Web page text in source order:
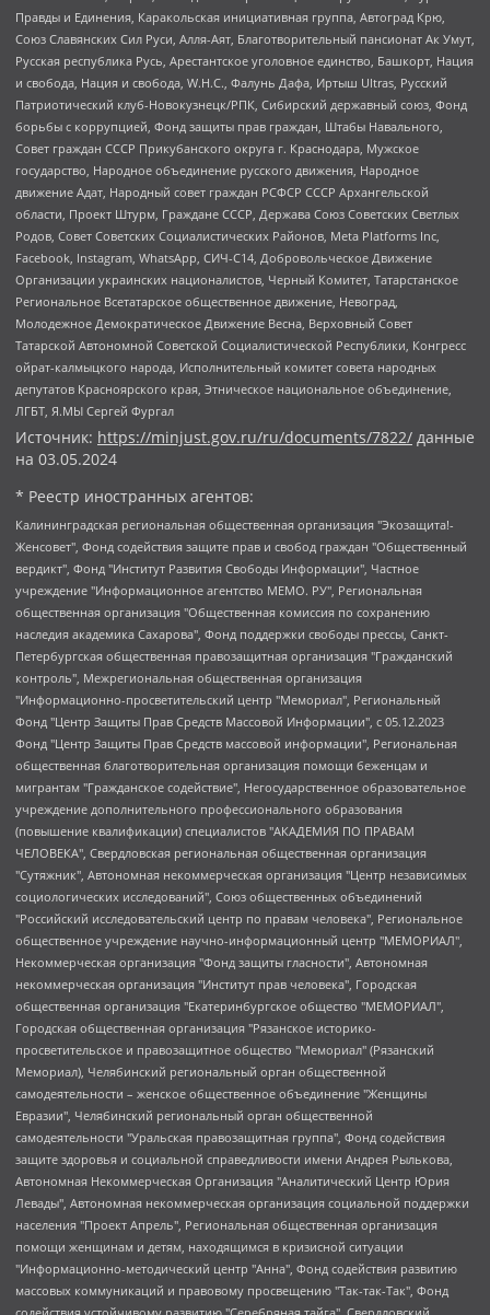
Правды и Единения, Каракольская инициативная группа, Автоград Крю,
Союз Славянских Сил Руси, Алля-Аят, Благотворительный пансионат Ак Умут,
Русская республика Русь, Арестантское уголовное единство, Башкорт, Нация
и свобода, Нация и свобода, W.H.С., Фалунь Дафа, Иртыш Ultras, Русский
Патриотический клуб-Новокузнецк/РПК, Сибирский державный союз, Фонд
борьбы с коррупцией, Фонд защиты прав граждан, Штабы Навального,
Совет граждан СССР Прикубанского округа г. Краснодара, Мужское
государство, Народное объединение русского движения, Народное
движение Адат, Народный совет граждан РСФСР СССР Архангельской
области, Проект Штурм, Граждане СССР, Держава Союз Советских Светлых
Родов, Совет Советских Социалистических Районов, Meta Platforms Inc,
Facebook, Instagram, WhatsApp, СИЧ-С14, Добровольческое Движение
Организации украинских националистов, Черный Комитет, Татарстанское
Региональное Всетатарское общественное движение, Невоград,
Молодежное Демократическое Движение Весна, Верховный Совет
Татарской Автономной Советской Социалистической Республики, Конгресс
ойрат-калмыцкого народа, Исполнительный комитет совета народных
депутатов Красноярского края, Этническое национальное объединение,
ЛГБТ, Я.МЫ Сергей Фургал
Источник: https://minjust.gov.ru/ru/documents/7822/ данные
на 03.05.2024
* Реестр иностранных агентов:
Калининградская региональная общественная организация "Экозащита!-Женсовет", Фонд содействия защите прав и свобод граждан "Общественный вердикт", Фонд "Институт Развития Свободы Информации", Частное учреждение "Информационное агентство МЕМО. РУ", Региональная общественная организация "Общественная комиссия по сохранению наследия академика Сахарова", Фонд поддержки свободы прессы, Санкт-Петербургская общественная правозащитная организация "Гражданский контроль", Межрегиональная общественная организация "Информационно-просветительский центр "Мемориал", Региональный Фонд "Центр Защиты Прав Средств Массовой Информации", с 05.12.2023 Фонд "Центр Защиты Прав Средств массовой информации", Региональная общественная благотворительная организация помощи беженцам и мигрантам "Гражданское содействие", Негосударственное образовательное учреждение дополнительного профессионального образования (повышение квалификации) специалистов "АКАДЕМИЯ ПО ПРАВАМ ЧЕЛОВЕКА", Свердловская региональная общественная организация "Сутяжник", Автономная некоммерческая организация "Центр независимых социологических исследований", Союз общественных объединений "Российский исследовательский центр по правам человека", Региональное общественное учреждение научно-информационный центр "МЕМОРИАЛ", Некоммерческая организация "Фонд защиты гласности", Автономная некоммерческая организация "Институт прав человека", Городская общественная организация "Екатеринбургское общество "МЕМОРИАЛ", Городская общественная организация "Рязанское историко-просветительское и правозащитное общество "Мемориал" (Рязанский Мемориал), Челябинский региональный орган общественной самодеятельности – женское общественное объединение "Женщины Евразии", Челябинский региональный орган общественной самодеятельности "Уральская правозащитная группа", Фонд содействия защите здоровья и социальной справедливости имени Андрея Рылькова, Автономная Некоммерческая Организация "Аналитический Центр Юрия Левады", Автономная некоммерческая организация социальной поддержки населения "Проект Апрель", Региональная общественная организация помощи женщинам и детям, находящимся в кризисной ситуации "Информационно-методический центр "Анна", Фонд содействия развитию массовых коммуникаций и правовому просвещению "Так-так-Так", Фонд содействия устойчивому развитию "Серебряная тайга", Свердловский региональный общественный фонд социальных проектов "Новое время", "Idel.Реалии", Кавказ.Реалии, Крым.Реалии, Телеканал Настоящее Время, Татаро-башкирская служба Радио Свобода (Azatliq Radiosi), Радио Свободная Европа/Радио Свобода (PCE/PC), "Сибирь.Реалии", "Фактограф", Благотворительный фонд помощи осужденным и их семьям, Автономная некоммерческая организация "Институт глобализации и социальных движений", Фонд "В защиту прав заключенных", Частное учреждение "Центр поддержки и содействия развитию средств массовой информации", Пензенский региональный общественный благотворительный фонд "Гражданский союз", "Север.Реалии", Некоммерческая организация Фонд "Правовая инициатива", Общество с ограниченной ответственностью "Радио Свободная Европа/Радио Свобода", Чешское информационное агентство "MEDIUM-ORIENT", Красноярская региональная общественная организация "Мы против СПИДа", Камалягин Денис Николаевич, Маркелов Сергей Евгеньевич, Пономарев Лев Александрович, Савицкая Людмила Алексеевна, Автономная некоммерческая организация "Центр по работе с проблемой насилия "НАСИЛИЮ.НЕТ", Межрегиональный профессиональный союз работников здравоохранения "Альянс врачей", Юридическое лицо, зарегистрированное в Латвийской Республике, SIA "Medusa Project" (регистрационный номер 40103797863, дата регистрации 10.06.2014), Некоммерческая организация "Фонд по борьбе с коррупцией", Автономная некоммерческая организация "Институт права и публичной политики", Баданин Роман Сергеевич, Гликин Максим Александрович, Железнова Мария Михайловна, Лукьянова Юлия Сергеевна, Маетная Елизавета Витальевна, Маняхин Петр Борисович, Чуракова Ольга Владимировна, Ярош Юлия Петровна, Юридическое лицо "The Insider SIA", зарегистрированное в Риге, Латвийская Республика (дата регистрации 26.06.2015), являющееся администратором доменного имени интернет-издания "The Insider SIA", https://theins.ru, Постернак Алексей Евгеньевич, Рубин Михаил Аркадьевич, Анин Роман Александрович, Юридическое лицо Istories fonds, зарегистрированное в Латвийской Республике (регистрационный номер 50008295751, дата регистрации 24.02.2020), Великовский Дмитрий Александрович, Долинина Ирина Николаевна, Мароховская Алеся Алексеевна, Шлейнов Роман Юрьевич, Шмагун Олеся Валентиновна, Общество с ограниченной ответственностью "Альтаир 2021", Общество с ограниченной ответственностью "Вега 2021", Общество с ограниченной ответственностью "Главный редактор 2021", Общество с ограниченной ответственностью "Ромашки монолит", Важенков Артем Валерьевич, Ивановская областная общественная организация "Центр гендерных исследований", Гурман Юрий Альбертович, Медиапроект "ОВД-Инфо", Егоров Владимир Владимирович, Жилинский Владимир Александрович, Общество с ограниченной ответственностью "ЗП", Иванова София Юрьевна, Карезина Инна Павловна, Кильтау Екатерина Викторовна, Петров Алексей Викторович, Пискунов Сергей Евгеньевич, Смирнов Сергей Сергеевич, Тихонов Михаил Сергеевич, Общество с ограниченной ответственностью "ЖУРНАЛИСТ-ИНОСТРАННЫЙ АГЕНТ", Арапова Галина Юрьевна, Вольтская Татьяна Анатольевна, Американская компания "Mason G.E.S. Anonymous Foundation" (США), являющаяся владельцем интернет-издания https://mnews.world/, Компания "Stichting Bellingcat", зарегистрированная в Нидерландах (дата регистрации 11.07.2018), Захаров Андрей Вячеславович, Клепиковская Екатерина Дмитриевна, Общество с ограниченной ответственностью "МЕМО", Перл Роман Александрович, Симонов Евгений Алексеевич, Соловьева Елена Анатольевна, Сотников Даниил Владимирович, Сурначева Елизавета Дмитриевна, Автономная некоммерческая организация по защите прав человека и информированию населения "Якутия – Наше Мнение", Общество с ограниченной ответственностью "Москоу диджитал медиа", с 26.01.2023 Общество с ограниченной ответственностью "Чайка Белые сады", Ветошкина Валерия Валерьевна, Заговора Максим Александрович, Межрегиональное общественное движение "Российская ЛГБТ - сеть", Оленичев Максим Владимирович, Павлов Иван Юрьевич, Скворцова Елена Сергеевна, Общество с ограниченной ответственностью "Как бы инагент", Кочетков Игорь Викторович, Общество с ограниченной ответственностью "Честные выборы", Еланчик Олег Александрович, Общество с ограниченной ответственностью "Нобелевский призыв", Гималова Регина Эмилевна, Григорьев Андрей Валерьевич, Григорьева Алина Александровна, Ассоциация по содействию защите прав призывников, альтернативнослужащих и военнослужащих "Правозащитная группа "Гражданин.Армия.Право", Хисамова Регина Фаритовна, Автономная некоммерческая организация по реализации социально-правовых программ "Лилит", Дальневосточное общественное движение "Маяк", Санкт-Петербургская ЛГБТ-инициативная группа "Выход", Инициативная группа ЛГБТ+ "Реверс", Алексеев Андрей Викторович, Бекбулатова Таисия Львовна, Беляев Иван Михайлович, Владыкина Елена Сергеевна, Гельман Марат Александрович, Никульшина Вероника Юрьевна, Толоконникова Надежда Андреевна, Шендерович Виктор Анатольевич, Общество с ограниченной ответственностью "Данное сообщение", Общество с ограниченной ответственностью Издательский дом "Новая глава", Айнбиндер Александра Александровна, Московский комьюнити-центр для ЛГБТ+инициатив, Благотворительный фонд развития филантропии, Deutsche Welle (Германия, Kurt-Schumacher-Strasse 3, 53113 Bonn), Борзунова Мария Михайловна, Воробьев Виктор Викторович, Голубева Анна Львовна, Константинова Алла Михайловна, Малкова Ирина Владимировна, Мурадов Мурад Абдулгалимович, Осетинская Елизавета Николаевна, Понасенков Евгений Николаевич, Ганапольский Матвей Юрьевич, Киселев Евгений Алексеевич, Борухович Ирина Григорьевна, Дремин Иван Тимофеевич, Дубровский Дмитрий Викторович, Красноярская региональная общественная организация поддержки и развития альтернативных образовательных технологий и межкультурных коммуникаций "ИНТЕРРА", Маяковская Екатерина Алексеевна, Фейгин Марк Захарович, Филимонов Андрей Викторович, Дзугкоева Регина Николаевна, Доброхотов Роман Александрович, Дудь Юрий Александрович, Елкин Сергей Владимирович, Кругликов Кирилл Игоревич, Сабунаева Мария Леонидовна, Семенов Алексей Владимирович, Шаинян Карен Багратович, Шульман Екатерина Михайловна, Асафьев Артур Валерьевич, Вахштайн Виктор Семенович, Венедиктов Алексей Алексеевич, Лушникова Екатерина Евгеньевна, Волков Леонид Михайлович, Невзоров Александр Глебович, Пархоменко Сергей Борисович, Сироткин Ярослав Николаевич, Кара-Мурза Владимир Владимирович, Баранова Наталья Владимировна, Гозман Леонид Яковлевич, Кагарлицкий Борис Юльевич, Климарев Михаил Валерьевич, Милов Владимир Станиславович, Автономная некоммерческая организация Краснодарский центр современного искусства "Типография", Моргенштерн Алишер Тагирович, Соболь Любовь Эдуардовна, Общество с ограниченной ответственностью "ЛИЗА НОРМ", Каспаров Гарри Кимович, Ходорковский Михаил Борисович, Общество с ограниченной ответственностью "Апрельские тезисы", Данилович Ирина Брониславовна, Кашин Олег Владимирович, Петров Николай Владимирович, Пивоваров Алексей Владимирович, Соколов Михаил Владимирович, Цветкова Юлия Владимировна, Чичваркин Евгений Александрович, Комитет против пыток/Команда против пыток, Общество с ограниченной ответственностью "Первый научный", Общество с ограниченной ответственностью "Вертолет и ко", Белоцерковская Вероника Борисовна, Кац Максим Евгеньевич, Лазарева Татьяна Юрьевна, Шаведдинов Руслан Табризович, Яшин Илья Валерьевич, Общество с ограниченной ответственностью "Иноагент ААВ", Алешковский Дмитрий Петрович, Альбац Евгения Марковна, Быков Дмитрий Львович, Галямина Юлия Евгеньевна, Лойко Сергей Леонидович, Мартынов Кирилл Константинович, Медведев Сергей Александрович, Крашенинников Федор Геннадиевич, Гордеева Катерина Вл